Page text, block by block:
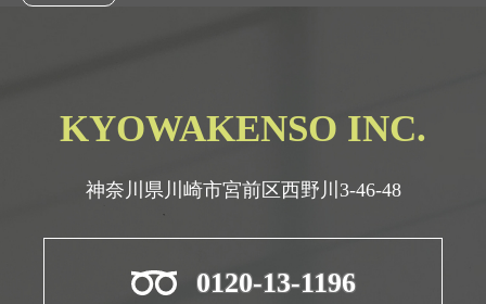
KYOWAKENSO INC.
神奈川県川崎市宮前区西野川3-46-48
0120-13-1196